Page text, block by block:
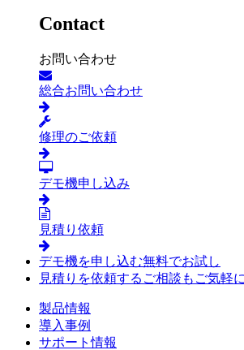
Contact
お問い合わせ
総合お問い合わせ
修理のご依頼
デモ機申し込み
見積り依頼
デモ機を申し込む無料でお試し
見積りを依頼する ご相談もご気軽に
製品情報
導入事例
サポート情報